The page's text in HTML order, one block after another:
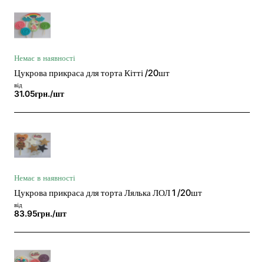
Немає в наявності
Цукрова прикраса для торта Кітті /20шт
від
31.05грн./шт
Немає в наявності
Цукрова прикраса для торта Лялька ЛОЛ 1 /20шт
від
83.95грн./шт